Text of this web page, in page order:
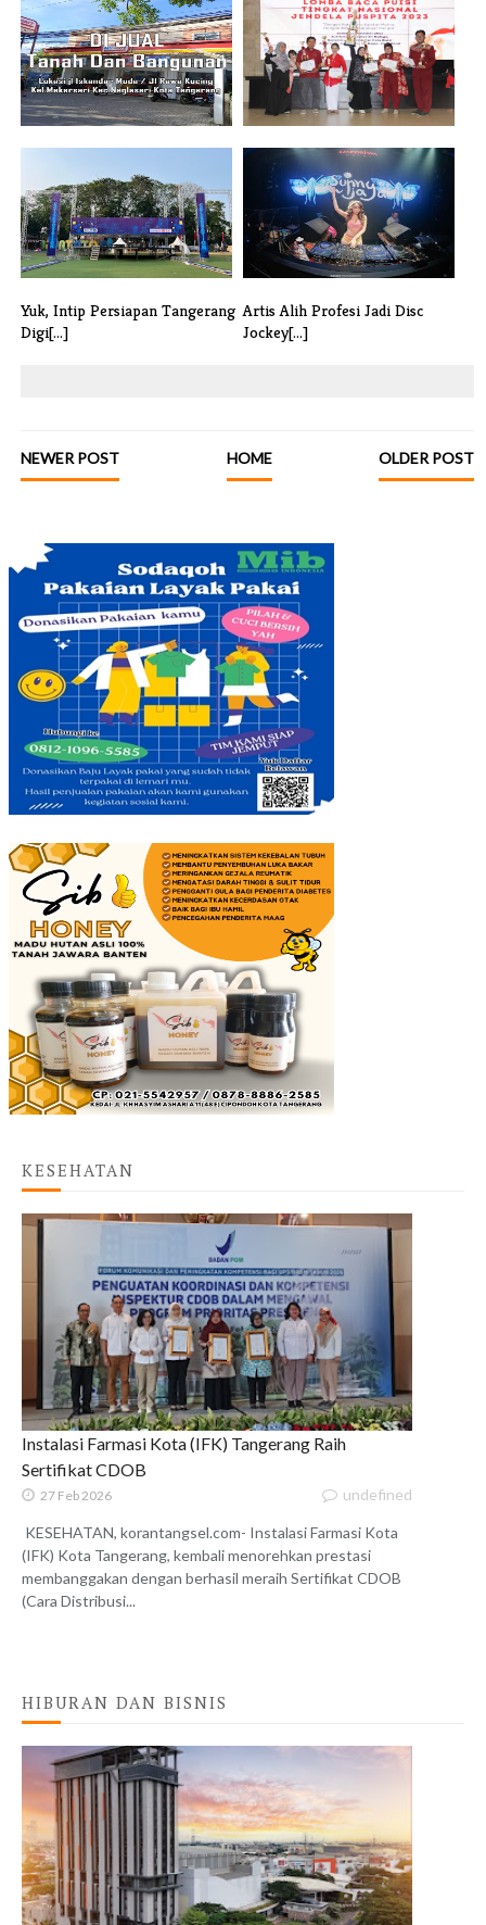
Lokasi j[...]
Tahun Ini Giliranmu! Lomba
Baca Pui[...]
Yuk, Intip Persiapan Tangerang
Digi[...]
Artis Alih Profesi Jadi Disc
Jockey[...]
NEWER POST OLDER POST
HOME
KESEHATAN
Instalasi Farmasi Kota (IFK) Tangerang Raih
Sertifikat CDOB
27 Feb 2026 undefined
KESEHATAN, korantangsel.com- Instalasi Farmasi Kota
(IFK) Kota Tangerang, kembali menorehkan prestasi
membanggakan dengan berhasil meraih Sertifikat CDOB
(Cara Distribusi...
HIBURAN DAN BISNIS